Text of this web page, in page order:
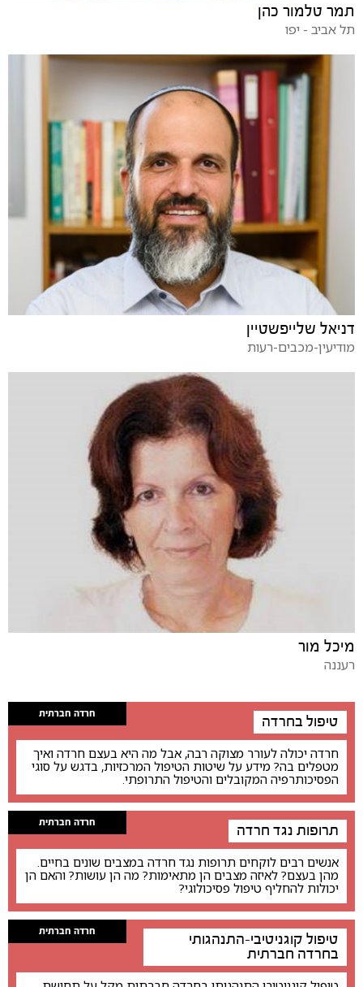
תמר טלמור כהן
תל אביב - יפו
דניאל שלייפשטיין
מודיעין-מכבים-רעות
מיכל מור
רעננה
חרדה חברתית טיפול בחרדה
חרדה יכולה לעורר מצוקה רבה, אבל מה היא בעצם חרדה ואיך
מטפלים בה? מידע על שיטות הטיפול המרכזיות, בדגש על סוגי
הפסיכותרפיה המקובלים והטיפול התרופתי.
חרדה חברתית תרופות נגד חרדה
אנשים רבים לוקחים תרופות נגד חרדה במצבים שונים בחיים.
מהן בעצם? לאיזה מצבים הן מתאימות? מה הן עושות? והאם הן
יכולות להחליף טיפול פסיכולוגי?
חרדה חברתית
טיפול קוגניטיבי-התנהגותי
בחרדה חברתית